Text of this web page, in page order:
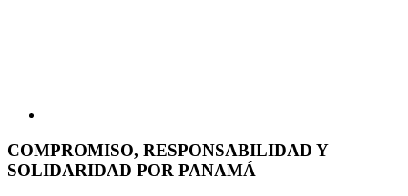
COMPROMISO, RESPONSABILIDAD Y
SOLIDARIDAD POR PANAMÁ